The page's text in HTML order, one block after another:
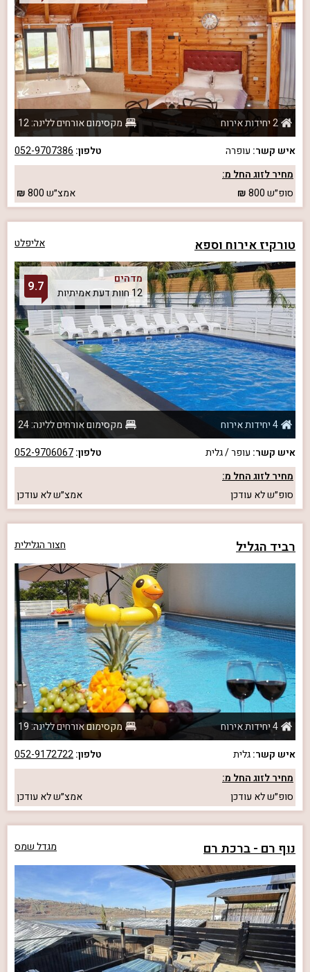
2 יחידות אירוח
מקסימום אורחים ללינה: 12
איש קשר: עופרה טלפון: 052-9707386
מחיר לזוג החל מ:
סופ״ש800 אמצ״ש800
טורקיז אירוח וספא אליפלט
מדהים
12 חוות דעת אמיתיות
9.7
4 יחידות אירוח
מקסימום אורחים ללינה: 24
איש קשר: עופר / גלית טלפון:052-9706067
מחיר לזוג החל מ:
סופ״שלא עודכן אמצ״שלא עודכן
רביד הגליל חצור הגלילית
4 יחידות אירוח
מקסימום אורחים ללינה: 19
איש קשר:גלית טלפון:052-9172722
מחיר לזוג החל מ:
סופ״שלא עודכן אמצ״שלא עודכן
נוף רם - ברכת רם מגדל שמס